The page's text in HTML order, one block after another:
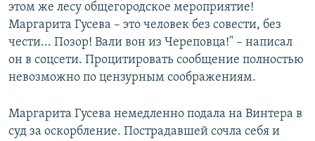
этом же лесу общегородское мероприятие!
Маргарита Гусева – это человек без совести, без
чести... Позор! Вали вон из Череповца!" – написал
он в соцсети. Процитировать сообщение полностью
невозможно по цензурным соображениям.
Маргарита Гусева немедленно подала на Винтера в
суд за оскорбление. Пострадавшей сочла себя и